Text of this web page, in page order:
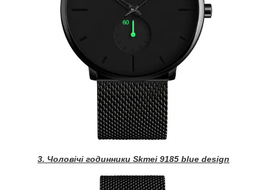
3. Чоловічі годинники Skmei 9185 blue design